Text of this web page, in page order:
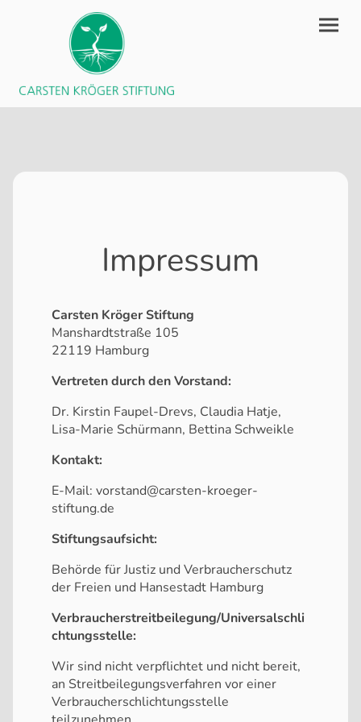
Impressum
Carsten Kröger Stiftung
Manshardtstraße 105
22119 Hamburg
Vertreten durch den Vorstand:
Dr. Kirstin Faupel-Drevs, Claudia Hatje,
Lisa-Marie Schürmann, Bettina Schweikle
Kontakt:
E-Mail: vorstand@carsten-kroeger-
stiftung.de
Stiftungsaufsicht:
Behörde für Justiz und Verbraucherschutz
der Freien und Hansestadt Hamburg
Verbraucherstreitbeilegung/Universalschli
chtungsstelle:
Wir sind nicht verpflichtet und nicht bereit,
an Streitbeilegungsverfahren vor einer
Verbraucherschlichtungsstelle